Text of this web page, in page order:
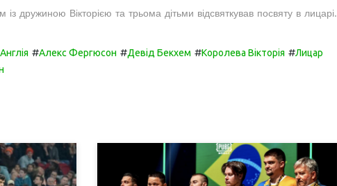
дружиною Вікторією та трьома дітьми відсвяткував посвяту в лицарі.
Англія #Алекс Фергюсон #Девід Бекхем #Королева Вікторія #Лицар